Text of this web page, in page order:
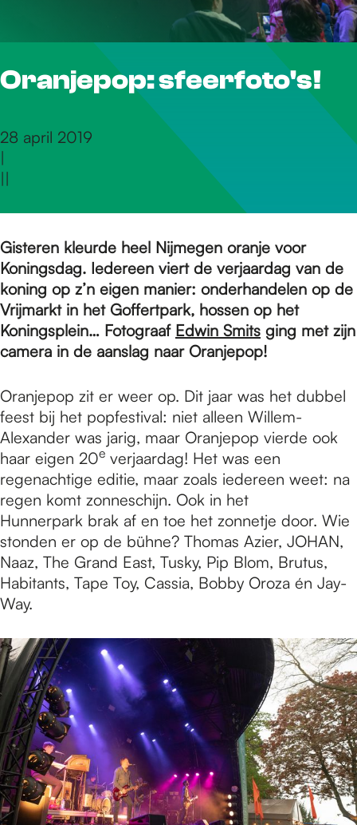
r
d
e
h
o
m
e
p
a
g
e
Oranjepop: sfeerfoto's!
28 april 2019
|
||
Gisteren kleurde heel Nijmegen oranje voor
Koningsdag. Iedereen viert de verjaardag van de
koning op z’n eigen manier: onderhandelen op de
Vrijmarkt in het Goffertpark, hossen op het
Koningsplein… Fotograaf Edwin Smits ging met zijn
camera in de aanslag naar Oranjepop!
Oranjepop zit er weer op. Dit jaar was het dubbel
feest bij het popfestival: niet alleen Willem-
Alexander was jarig, maar Oranjepop vierde ook
haar eigen 20e verjaardag! Het was een
regenachtige editie, maar zoals iedereen weet: na
regen komt zonneschijn. Ook in het
Hunnerpark brak af en toe het zonnetje door. Wie
stonden er op de bühne? Thomas Azier, JOHAN,
Naaz, The Grand East, Tusky, Pip Blom, Brutus,
Habitants, Tape Toy, Cassia, Bobby Oroza én Jay-
Way.